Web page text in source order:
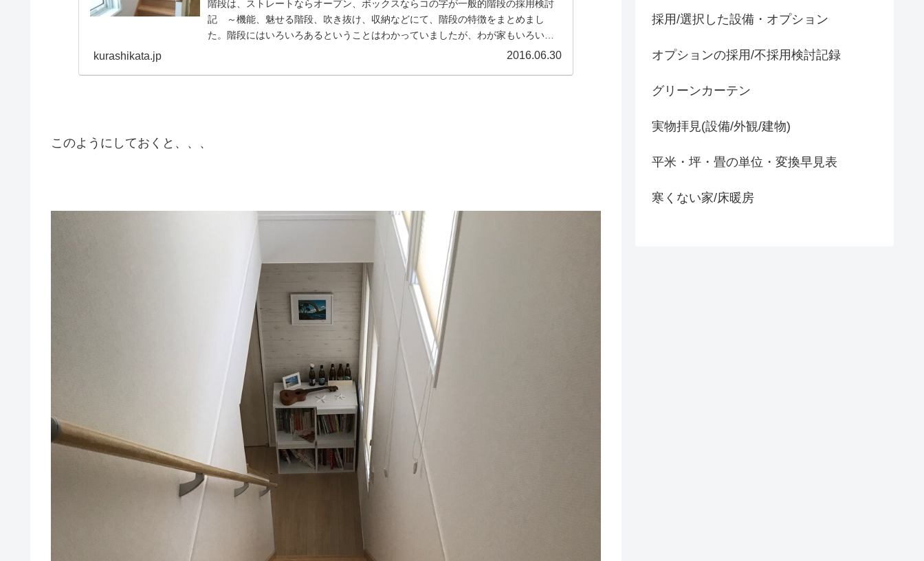
階段は、ストレートならオープン、ボックスならコの字が一般的階段の採用検討
記 ～機能、魅せる階段、吹き抜け、収納などにて、階段の特徴をまとめまし
た。階段にはいろいろあるということはわかっていましたが、わが家もいろいろ
kurashikata.jp 2016.06.30
このようにしておくと、、、
採用/選択した設備・オプション
オプションの採用/不採用検討記録
グリーンカーテン
実物拝見(設備/外観/建物)
平米・坪・畳の単位・変換早見表
寒くない家/床暖房